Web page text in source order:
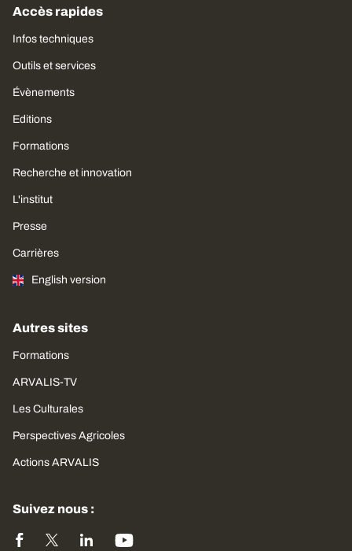
Accès rapides
Infos techniques
Outils et services
Évènements
Editions
Formations
Recherche et innovation
L'institut
Presse
Carrières
English version
Autres sites
Formations
ARVALIS-TV
Les Culturales
Perspectives Agricoles
Actions ARVALIS
Suivez nous :